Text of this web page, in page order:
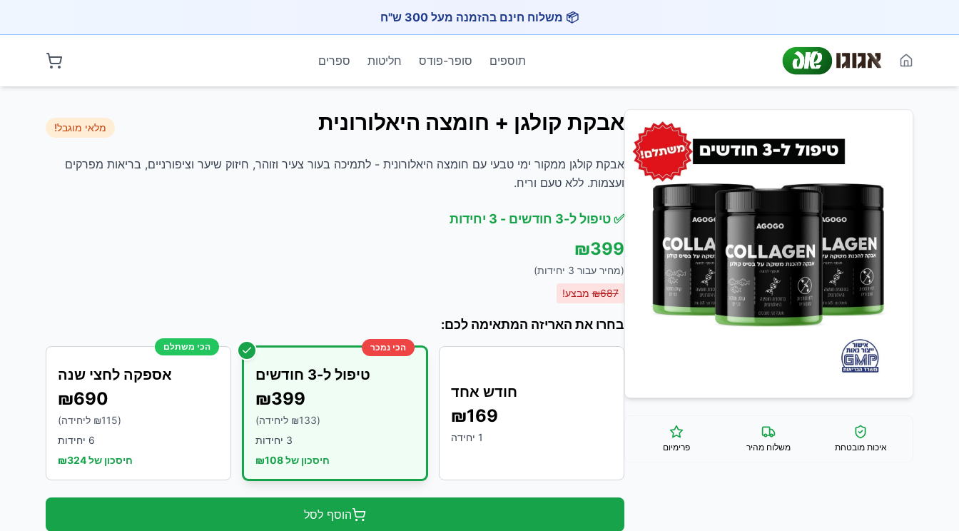
📦 משלוח חינם בהזמנה מעל 300 ש"ח
חזרה לאתר הראשי
תוספים סופר-פודס חליטות
ספרים
איכות מובטחת משלוח מהיר פרימיום
אבקת קולגן + חומצה היאלורונית מלאי מוגבל!
אבקת קולגן ממקור ימי טבעי עם חומצה היאלורונית - לתמיכה בעור צעיר וזוהר, חיזוק שיער וציפורניים, בריאות מפרקים
ועצמות. ללא טעם וריח.
✅טיפול ל-3 חודשים - 3 יחידות
₪399
(מחיר עבור 3 יחידות)
₪687 מבצע!
בחרו את האריזה המתאימה לכם:
חודש אחד
₪169
1 יחידה
הכי נמכר
טיפול ל-3 חודשים
₪399
(₪
133
ליחידה)
3 יחידות
חיסכון של ₪108
הכי משתלם
אספקה לחצי שנה
₪690
(₪
115
ליחידה)
6 יחידות
חיסכון של ₪324
הוסף לסל